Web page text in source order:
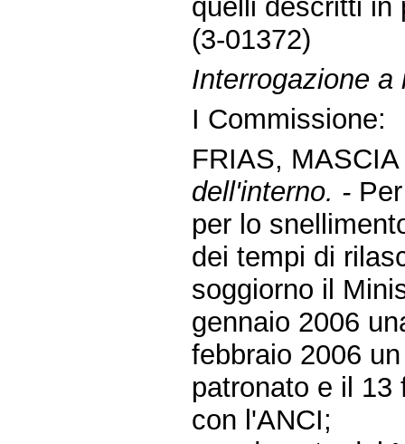
quelli descritti in
(3-01372)
Interrogazione
I Commissione:
FRIAS,
dell'interno. -
per lo
dei tempi di
soggiorno il
gennaio 2006
febbraio 2006
patronato e il 13
con l'ANCI;